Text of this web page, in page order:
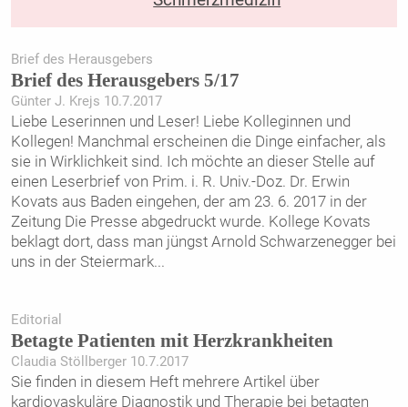
Brief des Herausgebers
Brief des Herausgebers 5/17
Günter J. Krejs 10.7.2017
Liebe Leserinnen und Leser! Liebe Kolleginnen und
Kollegen! Manchmal erscheinen die Dinge einfacher, als
sie in Wirklichkeit sind. Ich möchte an dieser Stelle auf
einen Leserbrief von Prim. i. R. Univ.-Doz. Dr. Erwin
Kovats aus Baden eingehen, der am 23. 6. 2017 in der
Zeitung Die Presse abgedruckt wurde. Kollege Kovats
beklagt dort, dass man jüngst Arnold Schwarzenegger bei
uns in der Steiermark...
Editorial
Betagte Patienten mit Herzkrankheiten
Claudia Stöllberger 10.7.2017
Sie finden in diesem Heft mehrere Artikel über
kardiovaskuläre Diagnostik und Therapie bei betagten